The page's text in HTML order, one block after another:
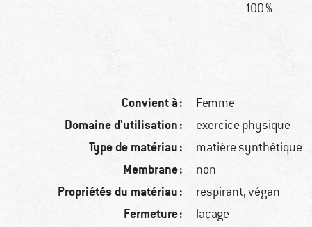
100 %
Convient à : Femme
Domaine d'utilisation : exercice physique
Type de matériau : matière synthétique
Membrane : non
Propriétés du matériau : respirant, végan
Fermeture : laçage